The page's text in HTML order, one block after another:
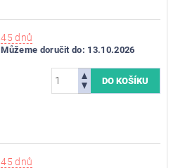
45 dnů
Můžeme doručit do: 13.10.2026
45 dnů